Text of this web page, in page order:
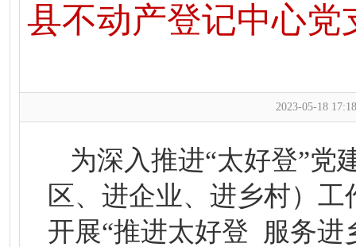
县不动产登记中心党
2023-05-18
为深入推进“太好登”党
区、进企业、进乡村）
开展“推进太好登 服务进